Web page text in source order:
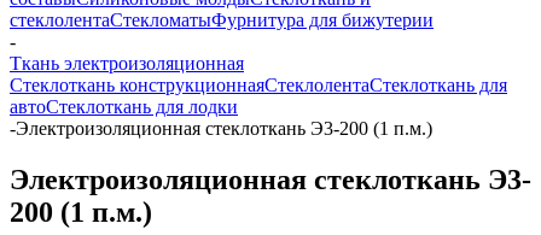
стеклолентаСтекломатыФурнитура для бижутерии
-
Ткань электроизоляционная
Стеклоткань конструкционнаяСтеклолентаСтеклоткань для
автоСтеклоткань для лодки
-Электроизоляционная стеклоткань Э3-200 (1 п.м.)
Электроизоляционная стеклоткань Э3-
200 (1 п.м.)